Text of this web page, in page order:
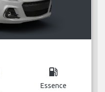
local_gas_station
Essence